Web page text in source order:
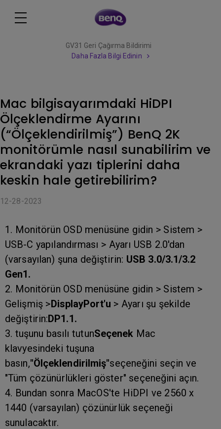
GV31 Geri Çağırma Bildirimi
Daha Fazla Bilgi Edinin
Mac bilgisayarımdaki HiDPI
Ölçeklendirme Ayarını
(“Ölçeklendirilmiş”) BenQ 2K
monitörümle nasıl sunabilirim ve
ekrandaki yazı tiplerini daha
keskin hale getirebilirim?
12-28-2023
1. Monitörün OSD menüsüne gidin > Sistem >
USB-C yapılandırması > Ayarı USB 2.0'dan
(varsayılan) şuna değiştirin: USB 3.0/3.1/3.2
Gen1.
2. Monitörün OSD menüsüne gidin > Sistem >
Gelişmiş >DisplayPort'u > Ayarı şu şekilde
değiştirin:DP1.1.
3. tuşunu basılı tutunSeçenek Mac
klavyesindeki tuşuna
basın,"Ölçeklendirilmiş"seçeneğini seçin ve
"Tüm çözünürlükleri göster" seçeneğini açın.
4. Bundan sonra MacOS'te HiDPI ve 2560 x
1440 (varsayılan) çözünürlük seçeneği
sunulacaktır.